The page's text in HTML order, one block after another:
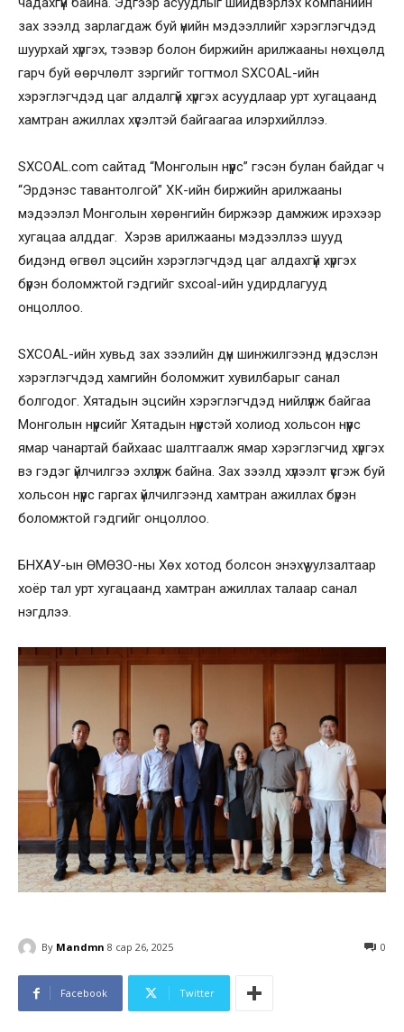
зах зээлд зарлагдаж буй үнийн мэдээллийг хэрэглэгчдэд
шуурхай хүргэх, тээвэр болон биржийн арилжааны нөхцөлд
гарч буй өөрчлөлт зэргийг тогтмол SXCOAL-ийн
хэрэглэгчдэд цаг алдалгүй хүргэх асуудлаар урт хугацаанд
хамтран ажиллах хүсэлтэй байгаагаа илэрхийллээ.
SXCOAL.com сайтад “Монголын нүүрс” гэсэн булан байдаг ч
“Эрдэнэс тавантолгой” ХК-ийн биржийн арилжааны
мэдээлэл Монголын хөрөнгийн биржээр дамжиж ирэхээр
хугацаа алддаг. Хэрэв арилжааны мэдээллээ шууд
бидэнд өгвөл эцсийн хэрэглэгчдэд цаг алдахгүй хүргэх
бүрэн боломжтой гэдгийг sxcoal-ийн удирдлагууд
онцоллоо.
SXCOAL-ийн хувьд зах зээлийн дүн шинжилгээнд үндэслэн
хэрэглэгчдэд хамгийн боломжит хувилбарыг санал
болгодог. Хятадын эцсийн хэрэглэгчдэд нийлүүлж байгаа
Монголын нүүрсийг Хятадын нүүрстэй холиод хольсон нүүрс
ямар чанартай байхаас шалтгаалж ямар хэрэглэгчид хүргэх
вэ гэдэг үйлчилгээ эхлүүлж байна. Зах зээлд хүлээлт үүсгэж буй
хольсон нүүрс гаргах үйлчилгээнд хамтран ажиллах бүрэн
боломжтой гэдгийг онцоллоо.
БНХАУ-ын ӨМӨЗО-ны Хөх хотод болсон энэхүү уулзалтаар
хоёр тал урт хугацаанд хамтран ажиллах талаар санал
нэгдлээ.
By Mandmn 8 сар 26, 2025 0
Facebook Twitter